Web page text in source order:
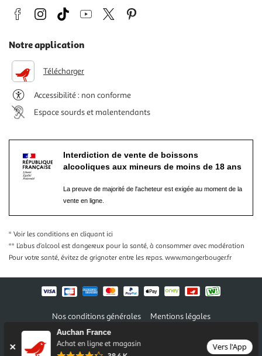
Auchan France
Achat en ligne et magasin
Vers l'App
Notre application
Télécharger
Accessibilité : non conforme
Espace sourds et malentendants
Interdiction de vente de boissons
alcooliques aux mineurs de moins de 18 ans
La preuve de majorité de l'acheteur est exigée au moment de la
vente en ligne.
* Voir les conditions en cliquant ici
** L’abus d’alcool est dangereux pour la santé, à consommer avec modération
Pour votre santé, évitez de grignoter entre les repas. www.mangerbouger.fr
Nos conditions générales
Mentions légales
Conditions des offres et promotions
Politique de confidentialité
Informations légales marketplace